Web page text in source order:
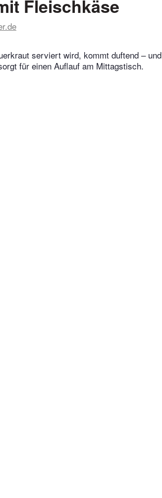
Fleischkäse
serviert wird, kommt duftend – und
für einen Auflauf am Mittagstisch.